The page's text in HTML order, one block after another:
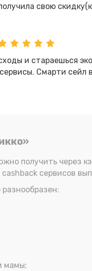
свою
и стараешься
Смарти сейл
получить через
сервисов
мамы;